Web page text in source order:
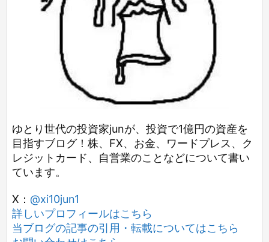
ゆとり世代の投資家junが、投資で1億円の資産を
目指すブログ！株、FX、お金、ワードプレス、ク
レジットカード、自営業のことなどについて書い
ています。
X： @xi10jun1
詳しいプロフィールはこちら
当ブログの記事の引用・転載についてはこちら